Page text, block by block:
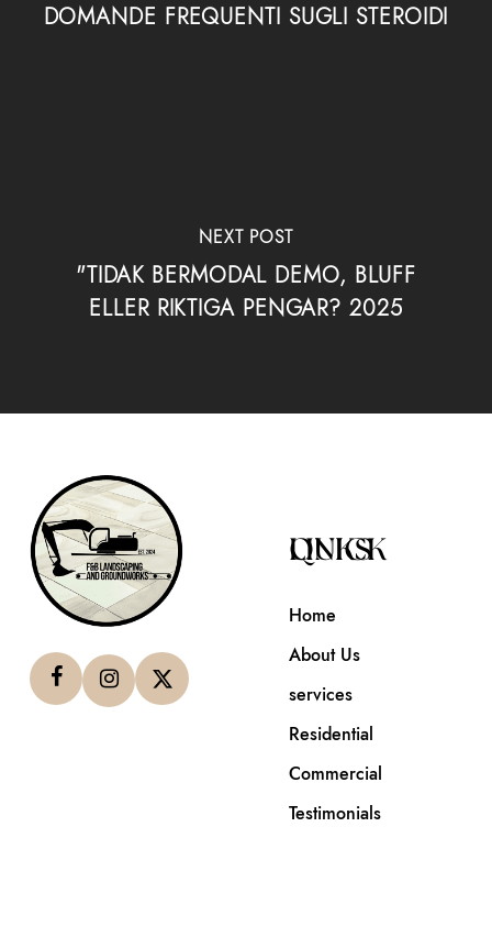
DOMANDE FREQUENTI SUGLI STEROIDI
NEXT POST
"TIDAK BERMODAL DEMO, BLUFF
ELLER RIKTIGA PENGAR? 2025
QUICK LINKS
Home
About Us
services
Residential
Commercial
Testimonials